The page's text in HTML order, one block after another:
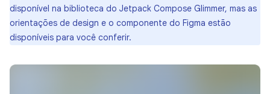
disponível na biblioteca do Jetpack Compose Glimmer, mas as
orientações de design e o componente do Figma estão
disponíveis para você conferir.